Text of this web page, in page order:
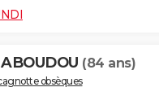
(84 ans)
obsèques